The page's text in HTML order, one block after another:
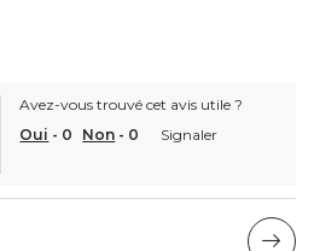
Avez-vous trouvé cet avis utile ?
Oui - 0 Non - 0 Signaler